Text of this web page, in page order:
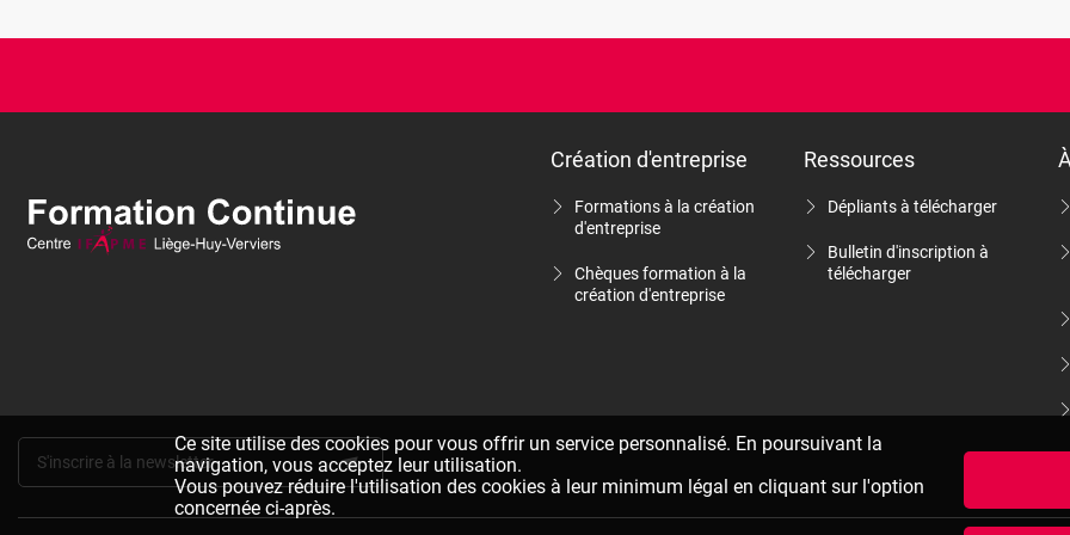
Ce site utilise des cookies pour vous offrir un service personnalisé. En poursuivant la
navigation, vous acceptez leur utilisation.
Vous pouvez réduire l'utilisation des cookies à leur minimum légal en cliquant sur l'option
concernée ci-après.
S'inscrire à la newsletter
Création d'entreprise
Formations à la création
d'entreprise
Chèques formation à la
création d'entreprise
Ressources
Dépliants à télécharger
Bulletin d'inscription à
télécharger